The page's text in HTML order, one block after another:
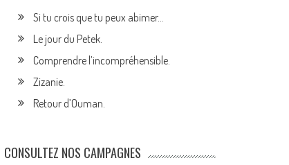
Si tu crois que tu peux abimer…
Le jour du Petek.
Comprendre l’incompréhensible.
Zizanie.
Retour d’Ouman.
CONSULTEZ NOS CAMPAGNES